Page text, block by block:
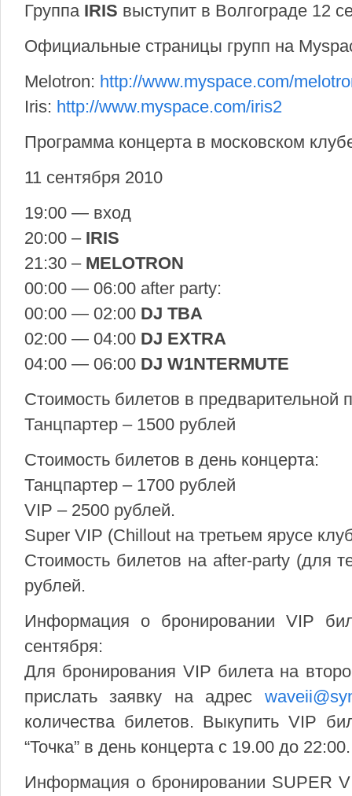
Группа IRIS выступит в Волгограде 12
Официальные страницы групп на
Melotron: http://www.myspace.com/
Iris: http://www.myspace.com/iris2
Программа концерта в московском
11 сентября 2010
19:00 — вход
20:00 –IRIS
21:30 – MELOTRON
00:00 — 06:00 after party:
00:00 — 02:00 DJ TBA
02:00 — 04:00 DJ EXTRA
04:00 — 06:00 DJ W1NTERMUTE
Стоимость билетов в предварительной
Танцпартер – 1500 рублей
Стоимость билетов в день концерта:
Танцпартер – 1700 рублей
VIP – 2500 рублей.
Super VIP (Chillout на третьем ярусе
Стоимость билетов на after-party (для
рублей.
Информация о бронировании VIP
сентября:
Для бронирования VIP билета на
прислать заявку на адрес
количества билетов. Выкупить VIP
“Точка” в день концерта с 19.00 до 22:00.
Информация о бронировании SUPER